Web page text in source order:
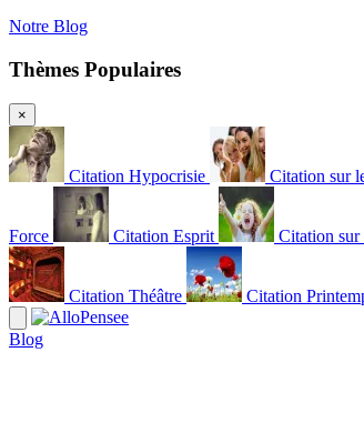
Notre Blog
Thèmes Populaires
×
Citation Hypocrisie Citation sur
Force Citation Esprit Citation
Citation Théâtre Citation
Blog